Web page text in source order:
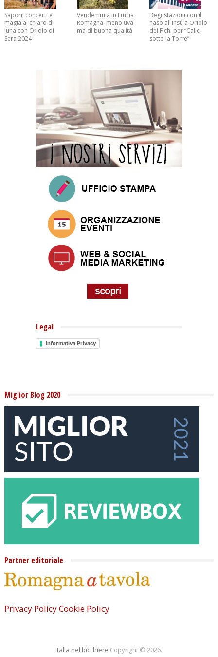
Sapori, concerti e
magia al chiaro di
luna con Oriolo di
Sera 2024
Vendemmia in Emilia
Romagna: meno uva
ma di buona qualità
Degustazioni con il
naso all’insù a Oriolo
dei Fichi per “Calici
sotto la Torre”
Legal
Informativa Privacy
Miglior Blog 2020
Partner editoriale
Privacy PolicyCookie Policy
Italia nel bicchiere Copyright © 2026.